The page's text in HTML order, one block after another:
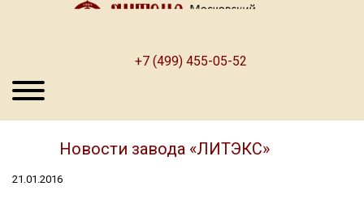
+7 (499) 455-05-52
Новости завода «ЛИТЭКС»
21.01.2016